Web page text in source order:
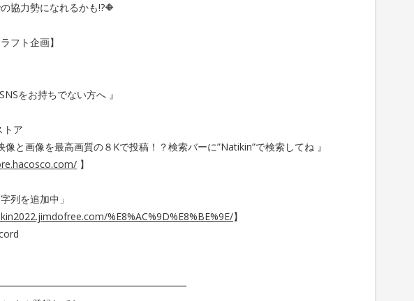
協力勢になれるかも!?🔶
フト企画】
をお持ちでない方へ 』
トア
像と画像を最高画質の８Kで投稿！？検索バーに”Natikin”で検索してね 』
】
列を追加中」
%E8%AC%9D%E8%BE%9E/】